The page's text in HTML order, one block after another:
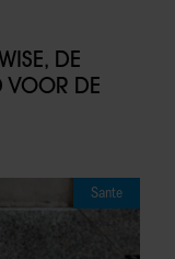
DE
VOOR DE
Sante